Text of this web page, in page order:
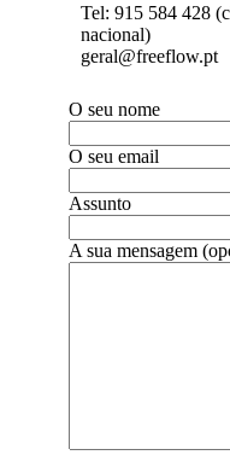
Tel: 915 584 428
nacional)
geral@freeflow.pt
O seu nome
O seu email
Assunto
A sua mensagem